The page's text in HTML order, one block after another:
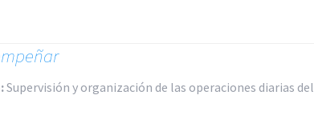
Supervisión y organización de las operaciones diarias del